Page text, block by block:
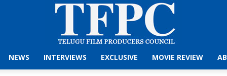
NEWS INTERVIEWS EXCLUSIVE MOVIE REVIEW